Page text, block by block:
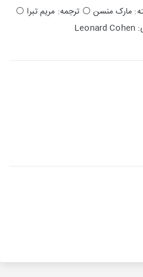
مارک منسن ⚪️ ترجمه: مریم تبرا ⚪️